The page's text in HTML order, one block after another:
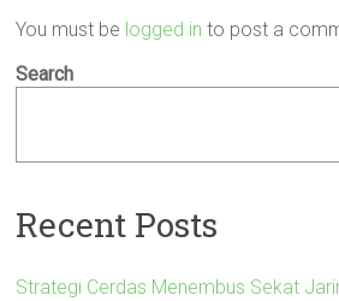
You must be logged in to post a
Search
Recent Posts
Strategi Cerdas Menembus Sekat